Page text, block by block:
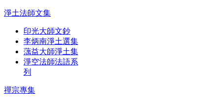
淨土法師文集
印光大師文鈔
李炳南淨土選集
蕅益大師淨土集
淨空法師法語系
列
禪宗專集